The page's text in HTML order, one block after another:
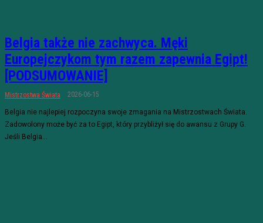
Belgia także nie zachwyca. Męki
Europejczykom tym razem zapewnia Egipt!
[PODSUMOWANIE]
Mistrzostwa Świata 2026-06-15
Belgia nie najlepiej rozpoczyna swoje zmagania na Mistrzostwach Świata.
Zadowolony może być za to Egipt, który przybliżył się do awansu z Grupy G.
Jeśli Belgia...